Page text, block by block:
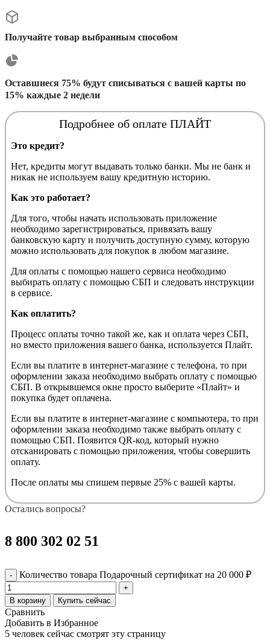
Получайте товар выбранным способом
Оставшиеся 75% будут списываться с вашей карты по
15% каждые 2 недели
Подробнее об оплате ПЛАЙТ
Это кредит?
Нет, кредиты могут выдавать только банки. Мы не банк и
никак не используем вашу кредитную историю.
Как это работает?
Для того, чтобы начать использовать приложение
необходимо зарегистрироваться, привязать вашу
банковскую карту и получить доступную сумму, которую
можно использовать для покупок в любом магазине.
Для оплаты с помощью нашего сервиса необходимо
выбирать оплату с помощью СБП и следовать инструкции
в сервисе.
Как оплатить?
Процесс оплаты точно такой же, как и оплата через СБП,
но вместо приложения вашего банка, используется Плайт.
Если вы платите в интернет-магазине с телефона, то при
оформлении заказа необходимо выбрать оплату с помощью
СБП. В открывшемся окне просто выберите «Плайт» и
покупка будет оплачена.
Если вы платите в интернет-магазине с компьютера, то при
оформлении заказа необходимо также выбрать оплату с
помощью СБП. Появится QR-код, который нужно
отсканировать с помощью приложения, чтобы совершить
оплату.
После оплаты мы спишем первые 25% с вашей карты.
Остались вопросы?
8 800 302 02 51
Количество товара Подарочный сертификат на 20 000 ₽
В корзину Купить сейчас
Сравнить
Добавить в Избранное
5 человек сейчас смотрят эту страницу